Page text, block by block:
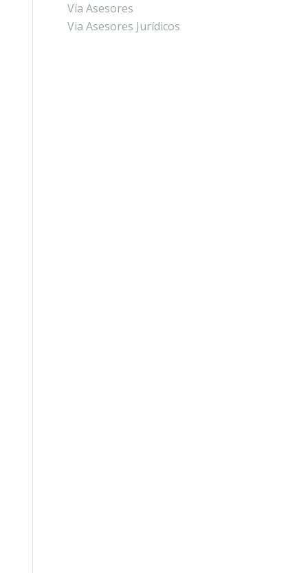
Vía Asesores
Via Asesores Jurídicos